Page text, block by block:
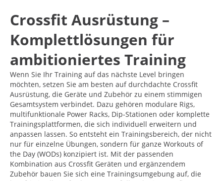
Crossfit Ausrüstung –
Komplettlösungen für
ambitioniertes Training
Wenn Sie Ihr Training auf das nächste Level bringen
möchten, setzen Sie am besten auf durchdachte Crossfit
Ausrüstung, die Geräte und Zubehör zu einem stimmigen
Gesamtsystem verbindet. Dazu gehören modulare Rigs,
multifunktionale Power Racks, Dip-Stationen oder komplette
Trainingsplattformen, die sich individuell erweitern und
anpassen lassen. So entsteht ein Trainingsbereich, der nicht
nur für einzelne Übungen, sondern für ganze Workouts of
the Day (WODs) konzipiert ist. Mit der passenden
Kombination aus Crossfit Geräten und ergänzendem
Zubehör bauen Sie sich eine Trainingsumgebung auf, die